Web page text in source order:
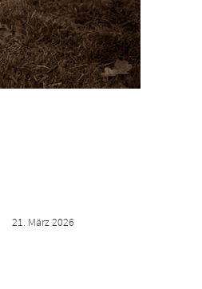
21. März 2026